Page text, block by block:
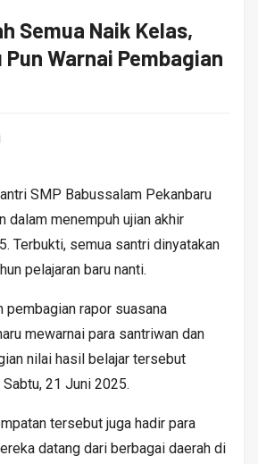
Semua Naik Kelas,
Pun Warnai Pembagian
SMP Babussalam Pekanbaru
dalam menempuh ujian akhir
Terbukti, semua santri dinyatakan
pelajaran baru nanti.
pembagian rapor suasana
mewarnai para santriwan dan
nilai hasil belajar tersebut
21 Juni 2025.
tersebut juga hadir para
datang dari berbagai daerah di